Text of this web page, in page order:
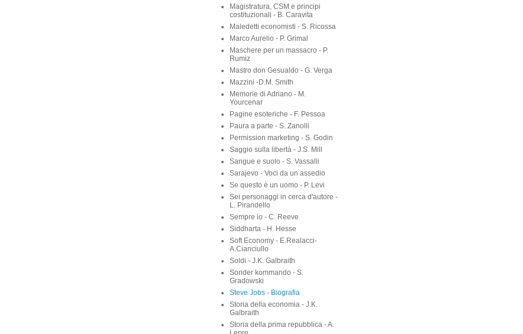
Magistratura, CSM e principi
costituzionali - B. Caravita
Maledetti economisti - S. Ricossa
Marco Aurelio - P. Grimal
Maschere per un massacro - P.
Rumiz
Mastro don Gesualdo - G. Verga
Mazzini -D.M. Smith
Memorie di Adriano - M.
Yourcenar
Pagine esoteriche - F. Pessoa
Paura a parte - S. Zanolli
Permission marketing - S. Godin
Saggio sulla libertà - J.S. Mill
Sangue e suolo - S. Vassalli
Sarajevo - Voci da un assedio
Se questo è un uomo - P. Levi
Sei personaggi in cerca d'autore -
L. Pirandello
Sempre io - C. Reeve
Siddharta - H. Hesse
Soft Economy - E.Realacci-
A.Cianciullo
Soldi - J.K. Galbraith
Sonder kommando - S.
Gradowski
Steve Jobs - Biografia
Storia della economia - J.K.
Galbraith
Storia della prima repubblica - A.